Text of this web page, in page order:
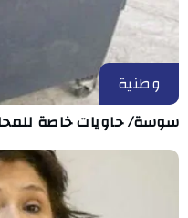
وطنية
سوسة/ حاويات خاصة